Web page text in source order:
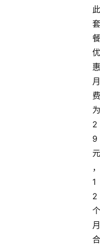
此
套
餐
优
惠
月
费
为
2
9
元
，
1
2
个
月
合